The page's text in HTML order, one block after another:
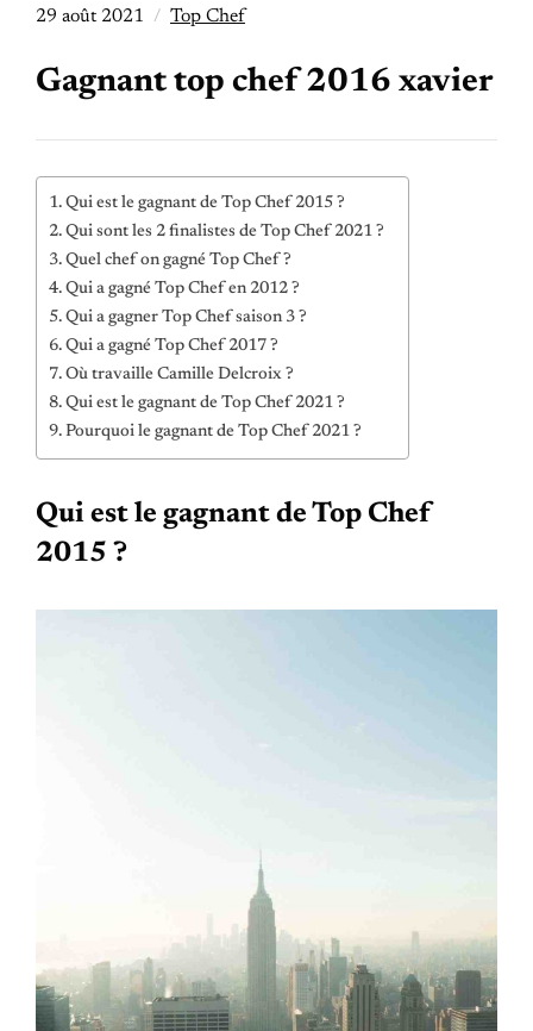
29 août 2021 Top Chef
Gagnant top chef 2016 xavier
Qui est le gagnant de Top Chef 2015 ?
Qui sont les 2 finalistes de Top Chef 2021 ?
Quel chef on gagné Top Chef ?
Qui a gagné Top Chef en 2012 ?
Qui a gagner Top Chef saison 3 ?
Qui a gagné Top Chef 2017 ?
Où travaille Camille Delcroix ?
Qui est le gagnant de Top Chef 2021 ?
Pourquoi le gagnant de Top Chef 2021 ?
Qui est le gagnant de Top Chef
2015 ?